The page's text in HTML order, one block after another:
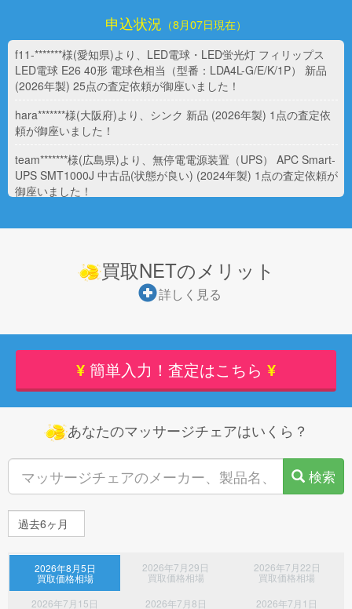
申込状況 （8月07日現在）
f11-*******様(愛知県)より、LED電球・LED蛍光灯 フィリップス
LED電球 E26 40形 電球色相当（型番：LDA4L-G/E/K/1P） 新品
(2026年製) 25点の査定依頼が御座いました！
hara*******様(大阪府)より、シンク 新品 (2026年製) 1点の査定依
頼が御座いました！
team*******様(広島県)より、無停電電源装置（UPS） APC Smart-
UPS SMT1000J 中古品(状態が良い) (2024年製) 1点の査定依頼が
御座いました！
cays*******様(岐阜県)より、NAS DXP6800 PRO 中古品(状態が良
い) (2025年製) 1点の査定依頼が御座いました！
risa*******様(東京都)より、大人用おむつ ライフリー うす型軽快
パンツ S 24枚入 新品 (2025年製) 3点の査定依頼が御座いまし
た！
テープ式 背モレ・横モレも防ぐ S 34枚入 大王製紙 新品 (2024年
製) 1点の査定依頼が御座いました！
r995*******様(京都府)より、バックアップソフト おまかせ引越
Pro 2 乗換応援版 新品 (2025年製) 11点の査定依頼が御座いまし
s.r2*******様(山形県)より、大人用おむつ T048 ユニチャーム ライ
ック 排尿2回分 男女共用 新品 (2026年製) 5点の査定依頼が御座
いました！
買取NETのメリット
詳しく見る
¥ 簡単入力！査定はこちら ¥
あなたのマッサージチェアはいくら？
検索
2026年8月5日
買取価格相場
2026年7月29日
買取価格相場
2026年7月22日
買取価格相場
2026年7月15日
2026年7月8日 2026年7月1日